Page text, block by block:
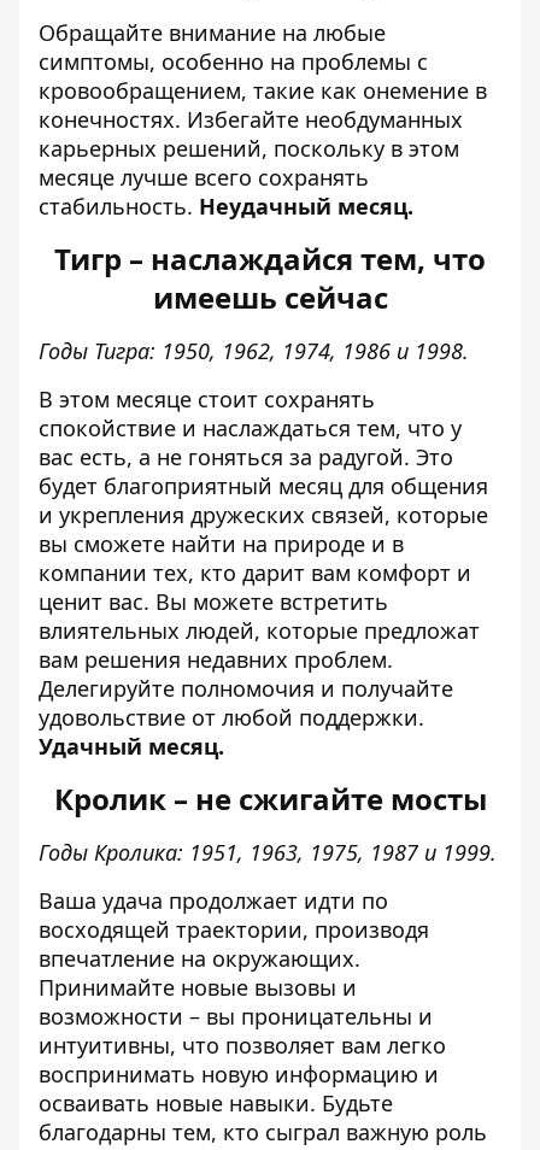
Обращайте внимание на любые
симптомы, особенно на проблемы с
кровообращением, такие как онемение в
конечностях. Избегайте необдуманных
карьерных решений, поскольку в этом
месяце лучше всего сохранять
стабильность. Неудачный месяц.
Тигр – наслаждайся тем, что
имеешь сейчас
Годы Тигра: 1950, 1962, 1974, 1986 и 1998.
В этом месяце стоит сохранять
спокойствие и наслаждаться тем, что у
вас есть, а не гоняться за радугой. Это
будет благоприятный месяц для общения
и укрепления дружеских связей, которые
вы сможете найти на природе и в
компании тех, кто дарит вам комфорт и
ценит вас. Вы можете встретить
влиятельных людей, которые предложат
вам решения недавних проблем.
Делегируйте полномочия и получайте
удовольствие от любой поддержки.
Удачный месяц.
Кролик – не сжигайте мосты
Годы Кролика: 1951, 1963, 1975, 1987 и 1999.
Ваша удача продолжает идти по
восходящей траектории, производя
впечатление на окружающих.
Принимайте новые вызовы и
возможности – вы проницательны и
интуитивны, что позволяет вам легко
воспринимать новую информацию и
осваивать новые навыки. Будьте
благодарны тем, кто сыграл важную роль